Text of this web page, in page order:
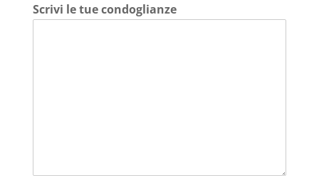
Scrivi le tue condoglianze